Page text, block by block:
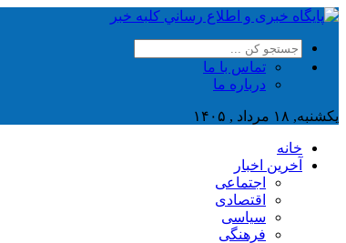
تماس با ما
درباره ما
یکشنبه, ۱۸ مرداد , ۱۴۰۵
خانه
آخرین اخبار
اجتماعی
اقتصادی
سیاسی
فرهنگی